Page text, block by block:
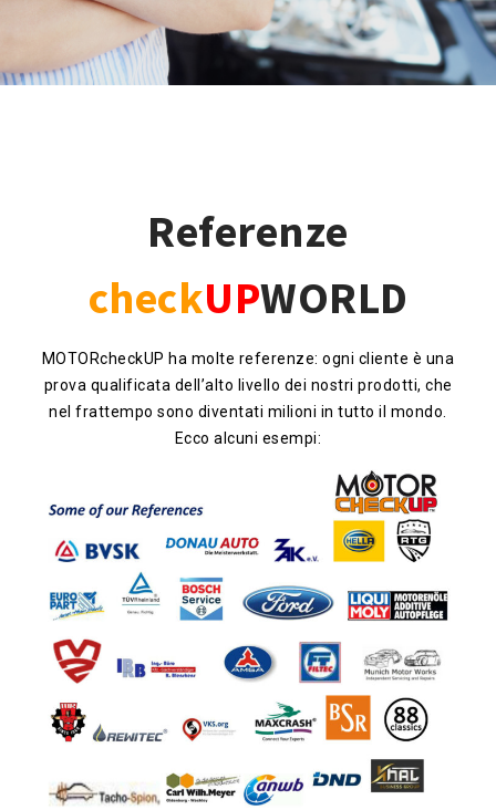
Referenze
checkUPWORLD
MOTORcheckUP ha molte referenze: ogni cliente è una
prova qualificata dell’alto livello dei nostri prodotti, che
nel frattempo sono diventati milioni in tutto il mondo.
Ecco alcuni esempi: